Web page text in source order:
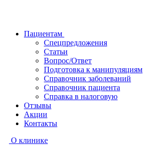
Пациентам
Спецпредложения
Статьи
Вопрос/Ответ
Подготовка к манипуляциям
Справочник заболеваний
Справочник пациента
Справка в налоговую
Отзывы
Акции
Контакты
О клинике